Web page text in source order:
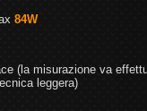
84W
(la misurazione va
leggera)